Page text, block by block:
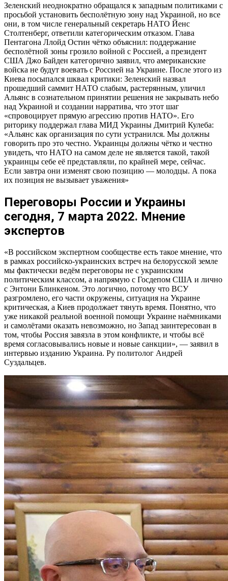
Зеленский неоднократно обращался к западным политиками с
просьбой установить бесполётную зону над Украиной, но все
они, в том числе генеральный секретарь НАТО Йенс
Столтенберг, ответили категорическим отказом. Глава
Пентагона Ллойд Остин​​​ чётко объяснил: поддержание
бесполётной зоны грозило войной с Россией, а президент
США Джо Байден категорично заявил, что американские
войска не будут воевать с Россией на Украине. После этого из
Киева посыпался шквал критики: Зеленский назвал
прошедший саммит НАТО слабым, растерянным, уличил
Альянс в сознательном принятии решения не закрывать небо
над Украиной и создании нарратива, что этот шаг
«спровоцирует прямую агрессию против НАТО». Его
риторику поддержал глава МИД Украины Дмитрий Кулеба:
«Альянс как организация по сути устранился. Мы должны
говорить про это честно. Украинцы должны чётко и честно
увидеть, что НАТО на самом деле не является такой, такой
украинцы себе её представляли, по крайней мере, сейчас.
Если завтра они изменят свою позицию — молодцы. А пока
их позиция не вызывает уважения»
Переговоры России и Украины
сегодня, 7 марта 2022. Мнение
экспертов
«В российском экспертном сообществе есть такое мнение, что
в рамках российско-украинских встреч на белорусской земле
мы фактически ведём переговоры не с украинским
политическим классом, а напрямую с Госдепом США и лично
с Энтони Блинкеном. Это логично, потому что ВСУ
разгромлено, его части окружены, ситуация на Украине
критическая, а Киев продолжает тянуть время. Понятно, что
уже никакой реальной военной помощи Украине наёмниками
и самолётами оказать невозможно, но Запад заинтересован в
том, чтобы Россия завязла в этом конфликте, и чтобы всё
время согласовывались новые и новые санкции», — заявил в
интервью изданию Украина. Ру политолог Андрей
Суздальцев.